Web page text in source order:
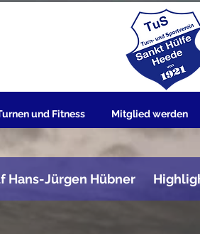
Hans-Jürgen Hübner
und Fitness Mitglied werden